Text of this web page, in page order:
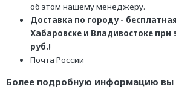
об этом нашему менеджеру.
Доставка по городу -
Хабаровске и Владивостоке при
руб.!
Почта России
Более подробную информацию вы